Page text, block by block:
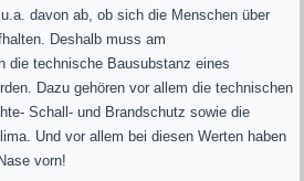
davon ab, ob sich die Menschen über
Deshalb muss am
die technische Bausubstanz eines
Dazu gehören vor allem die technischen
Schall- und Brandschutz sowie die
Und vor allem bei diesen Werten haben
vorn!